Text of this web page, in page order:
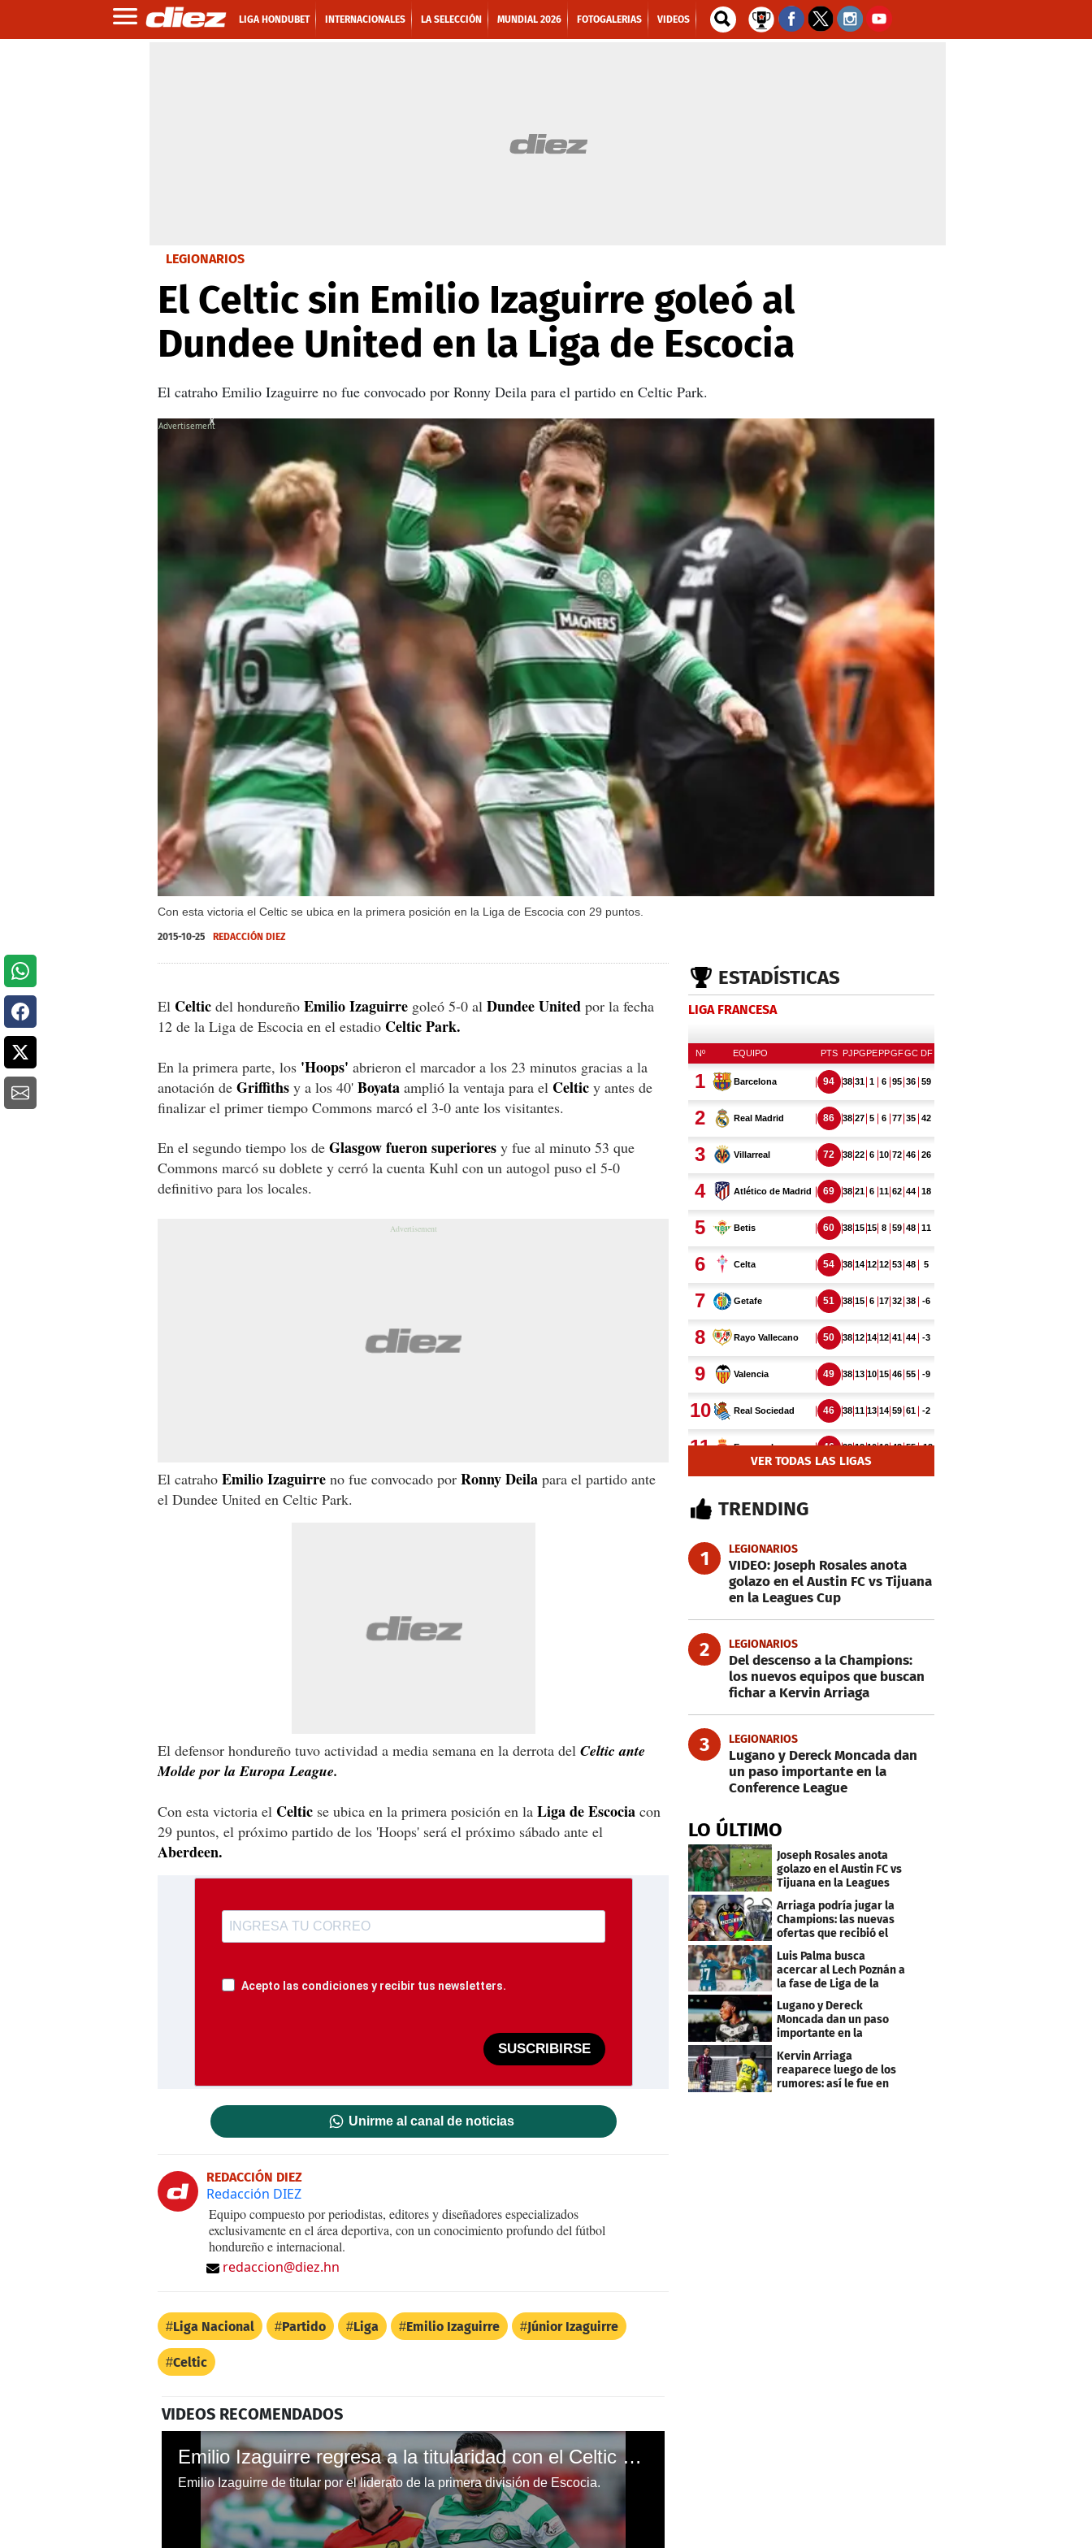
LIGA HONDUBET INTERNACIONALES LA SELECCIÓN MUNDIAL 2026 FOTOGALERIAS VIDEOS
LEGIONARIOS
El Celtic sin Emilio Izaguirre goleó al
Dundee United en la Liga de Escocia
El catraho Emilio Izaguirre no fue convocado por Ronny Deila para el partido en Celtic Park.
Con esta victoria el Celtic se ubica en la primera posición en la Liga de Escocia con 29 puntos.
X
2015-10-25 REDACCIÓN DIEZ
El Celtic del hondureño Emilio Izaguirre goleó 5-0 al Dundee United por la fecha
12 de la Liga de Escocia en el estadio Celtic Park.
En la primera parte, los 'Hoops' abrieron el marcador a los 23 minutos gracias a la
anotación de Griffiths y a los 40' Boyata amplió la ventaja para el Celtic y antes de
finalizar el primer tiempo Commons marcó el 3-0 ante los visitantes.
En el segundo tiempo los de Glasgow fueron superiores y fue al minuto 53 que
Commons marcó su doblete y cerró la cuenta Kuhl con un autogol puso el 5-0
definitivo para los locales.
El catraho Emilio Izaguirre no fue convocado por Ronny Deila para el partido ante
el Dundee United en Celtic Park.
El defensor hondureño tuvo actividad a media semana en la derrota del Celtic ante
Molde por la Europa League.
Con esta victoria el Celtic se ubica en la primera posición en la Liga de Escocia con
29 puntos, el próximo partido de los 'Hoops' será el próximo sábado ante el
Aberdeen.
Acepto las condiciones y recibir tus newsletters.
SUSCRIBIRSE
Unirme al canal de noticias
REDACCIÓN DIEZ
Redacción DIEZ
Equipo compuesto por periodistas, editores y diseñadores especializados
exclusivamente en el área deportiva, con un conocimiento profundo del fútbol
hondureño e internacional.
redaccion@diez.hn
Liga Nacional Partido Liga Emilio Izaguirre Júnior Izaguirre
Celtic
VIDEOS RECOMENDADOS
Emilio Izaguirre regresa a la titularidad con el Celtic de Escocia
Emilio Izaguirre de titular por el liderato de la primera división de Escocia.
ESTADÍSTICAS
LIGA FRANCESA
VER TODAS LAS LIGAS
TRENDING
1 LEGIONARIOS
VIDEO: Joseph Rosales anota
golazo en el Austin FC vs Tijuana
en la Leagues Cup
2 LEGIONARIOS
Del descenso a la Champions:
los nuevos equipos que buscan
fichar a Kervin Arriaga
3 LEGIONARIOS
Lugano y Dereck Moncada dan
un paso importante en la
Conference League
LO ÚLTIMO
Joseph Rosales anota
golazo en el Austin FC vs
Tijuana en la Leagues
Cup
Arriaga podría jugar la
Champions: las nuevas
ofertas que recibió el
Levante
Luis Palma busca
acercar al Lech Poznán a
la fase de Liga de la
Lugano y Dereck
Moncada dan un paso
importante en la
Conference League
Kervin Arriaga
reaparece luego de los
rumores: así le fue en